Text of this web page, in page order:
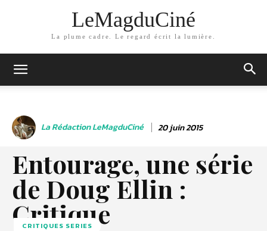
LeMagduCiné
La plume cadre. Le regard écrit la lumière.
La Rédaction LeMagduCiné 20 juin 2015
Entourage, une série
de Doug Ellin :
Critique
CRITIQUES SERIES